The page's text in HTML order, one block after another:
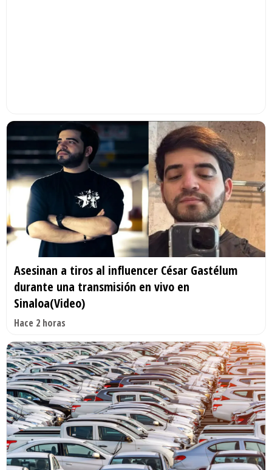
Asesinan a tiros al influencer César Gastélum
durante una transmisión en vivo en
Sinaloa(Video)
Hace 2 horas